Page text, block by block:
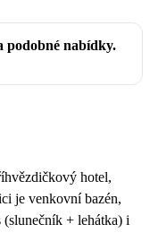
podobné nabídky.
hotel,
je venkovní bazén,
(slunečník + lehátka) i